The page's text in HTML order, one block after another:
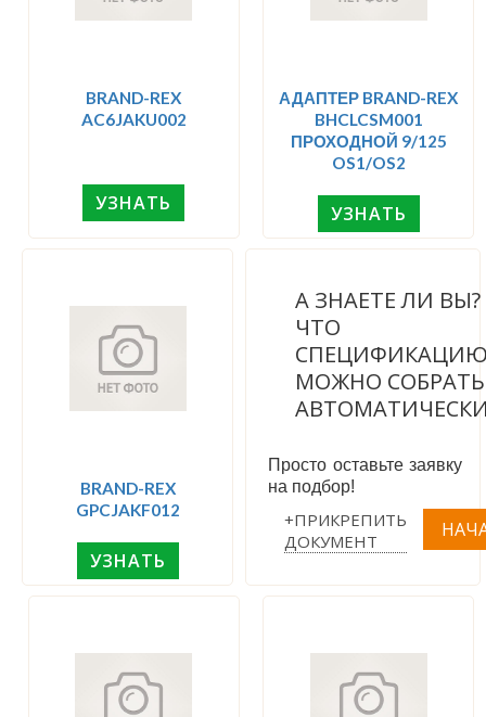
BRAND-REX
AC6JAKU002
УЗНАТЬ
АДАПТЕР BRAND-REX
BHCLCSM001
ПРОХОДНОЙ 9/125
OS1/OS2
УЗНАТЬ
BRAND-REX
GPCJAKF012
УЗНАТЬ
А ЗНАЕТЕ ЛИ ВЫ?
ЧТО
МОЖНО СОБРАТЬ
Просто оставьте заявку
на подбор!
+ПРИКРЕПИТЬ
ДОКУМЕНТ